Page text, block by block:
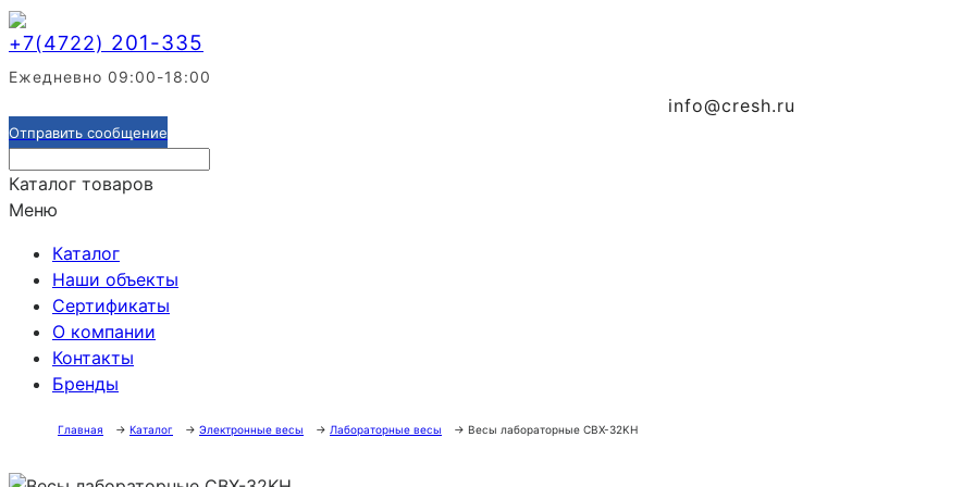
+7(4722) 201-335
Ежедневно 09:00-18:00
info@cresh.ru
Отправить сообщение
Каталог товаров
Меню
Каталог
Наши объекты
Сертификаты
О компании
Контакты
Бренды
Главная → Каталог → Электронные весы → Лабораторные весы → Весы лабораторные CBX-32KH